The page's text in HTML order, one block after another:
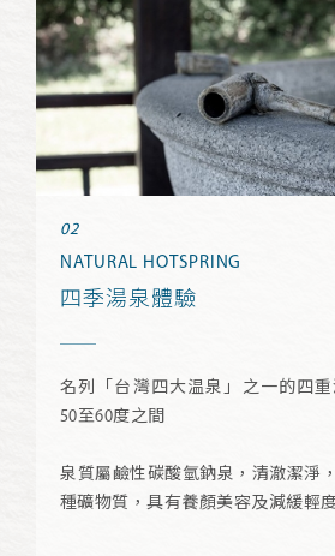
NATURAL HOTSPRING
四季湯泉體驗
名列「台灣四大温泉」之一的四
50至60度之間
泉質屬鹼性碳酸氫鈉泉，清澈潔淨
種礦物質，具有養顏美容及減緩輕